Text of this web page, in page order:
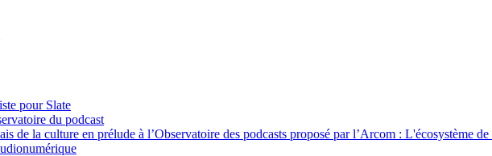
pour Slate
du podcast
de la culture en prélude à l’Observatoire des podcasts proposé par l’Arcom : L'écosystème